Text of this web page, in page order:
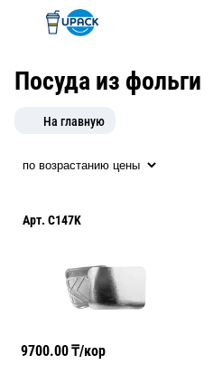
Посуда из фольги
На главную
Арт. C147K
9700.00₸/кор